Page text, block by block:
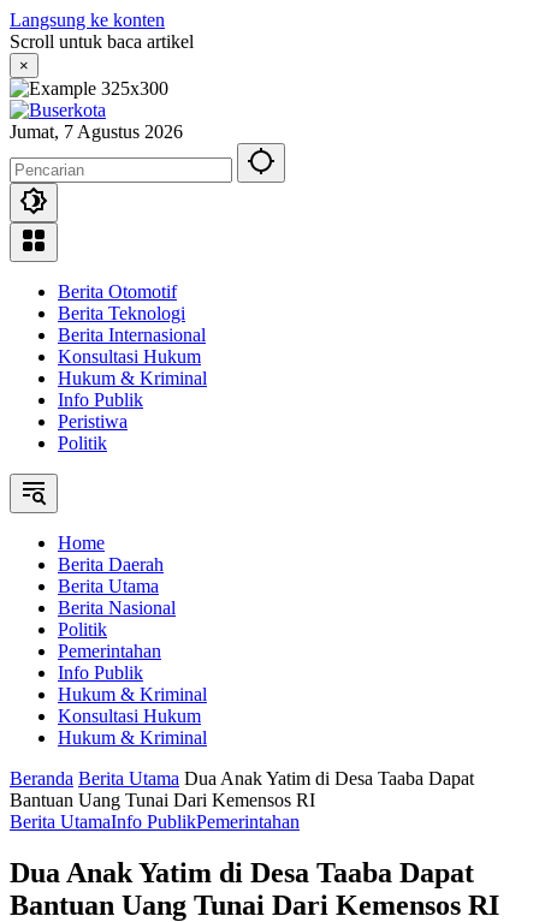
Langsung ke konten
Scroll untuk baca artikel
×
Jumat, 7 Agustus 2026
Berita Otomotif
Berita Teknologi
Berita Internasional
Konsultasi Hukum
Hukum & Kriminal
Info Publik
Peristiwa
Politik
Home
Berita Daerah
Berita Utama
Berita Nasional
Politik
Pemerintahan
Info Publik
Hukum & Kriminal
Konsultasi Hukum
Hukum & Kriminal
Beranda Berita Utama Dua Anak Yatim di Desa Taaba Dapat
Bantuan Uang Tunai Dari Kemensos RI
Berita UtamaInfo PublikPemerintahan
Dua Anak Yatim di Desa Taaba Dapat
Bantuan Uang Tunai Dari Kemensos RI